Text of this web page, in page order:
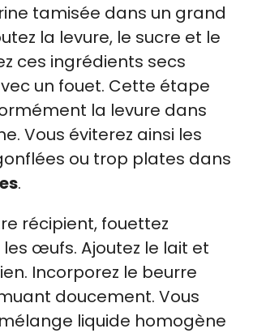
tamisée dans un grand
la levure, le sucre et le
ces ingrédients secs
un fouet. Cette étape
la levure dans
Vous éviterez ainsi les
ou trop plates dans
.
récipient, fouettez
œufs. Ajoutez le lait et
Incorporez le beurre
doucement. Vous
liquide homogène